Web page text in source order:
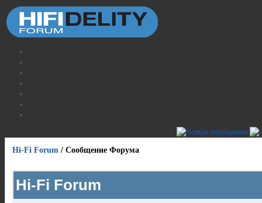
Hi-Fi Forum / Сообщение Форума
Hi-Fi Forum